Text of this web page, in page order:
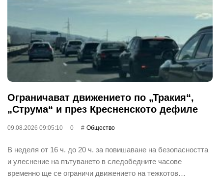
Ограничават движението по „Тракия“,
„Струма“ и през Кресненското дефиле
09.08.2026 09:05:10 0 Общество
В неделя от 16 ч. до 20 ч. за повишаване на безопасността
и улеснение на пътуването в следобедните часове
временно ще се ограничи движението на тежкотов…